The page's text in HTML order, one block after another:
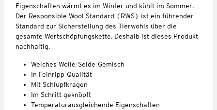
Eigenschaften wärmt es im Winter und kühlt im Sommer.
Der Responsible Wool Standard (RWS) ist ein führender
Standard zur Sicherstellung des Tierwohls über die
gesamte Wertschöpfungskette. Deshalb ist dieses Produkt
nachhaltig.
Weiches Wolle-Seide-Gemisch
In Feinripp-Qualität
Mit Schlupfkragen
Im Schritt geknöpft
Temperaturausgleichende Eigenschaften